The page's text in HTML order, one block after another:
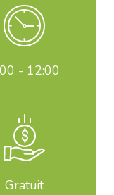
- 12:00
Gratuit